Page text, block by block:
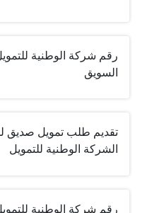
رقم شركة الوطنية
السويق
تقديم طلب تمويل صديق
الشركة الوطنية للتمويل
رقم شركة الوطنية